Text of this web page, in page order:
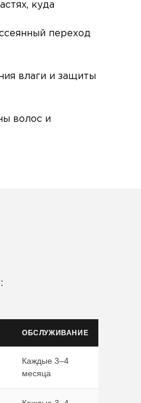
куда
переход
влаги и защиты
волос и
ОБСЛУЖИВАНИЕ
Каждые 3–4
месяца